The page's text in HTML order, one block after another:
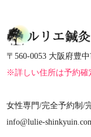
〒560-0053 大阪府豊
※詳しい住所は予約確
女性専門/完全予約制/
info@lulie-